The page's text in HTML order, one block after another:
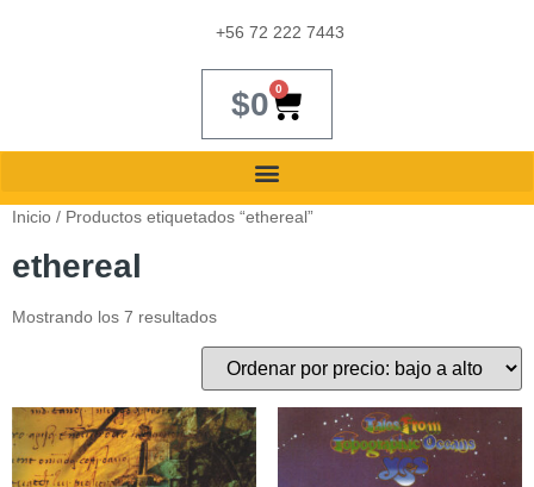
+56 72 222 7443
$0 0
Inicio / Productos etiquetados “ethereal”
ethereal
Mostrando los 7 resultados